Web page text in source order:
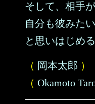
そして、相手が
自分も彼みた
と思いはじめ
（ 岡本太郎 ）
（ Okamoto